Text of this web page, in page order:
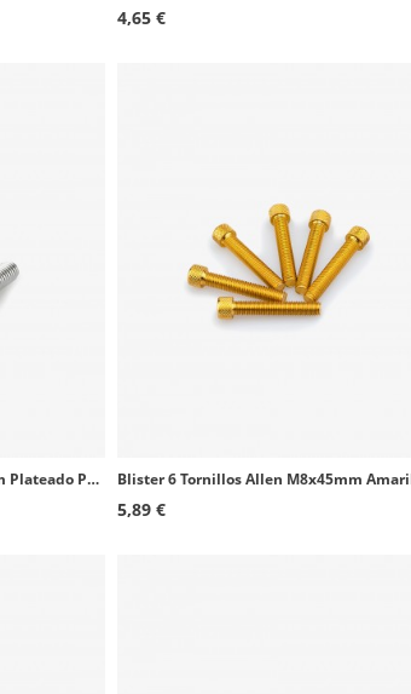
4,65 €
Blister 6 Tornillos Allen M6x15mm Plateado Puig 0363P
5,89 €